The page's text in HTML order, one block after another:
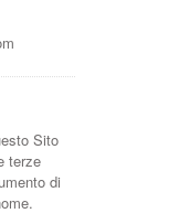
Sito
terze
di